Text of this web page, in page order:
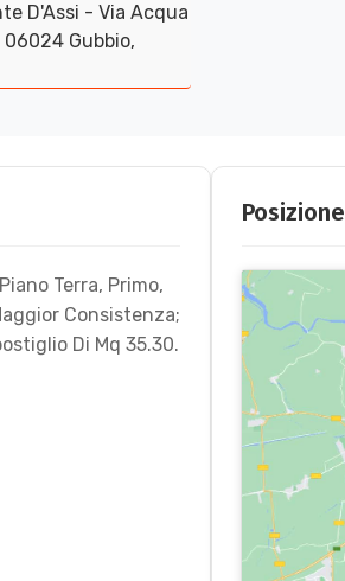
D'Assi - Via Acqua
Gubbio,
Terra, Primo,
Consistenza;
Di Mq 35.30.
Posizione